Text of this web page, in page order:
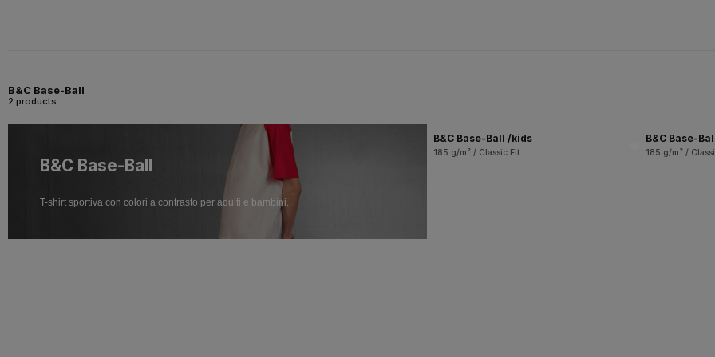
B&C Base-Ball
2 products
B&C Base-Ball
T-shirt sportiva con colori a contrasto per adulti e bambini.
B&C Base-Ball /kids
185 g/m² / Classic Fit
B&C Base-
185 g/m² /